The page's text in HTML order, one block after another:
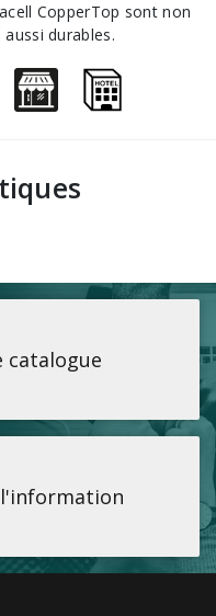
durables.
catalogue